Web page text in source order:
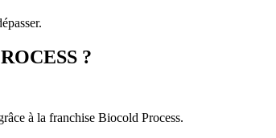
?
à la franchise Biocold Process.